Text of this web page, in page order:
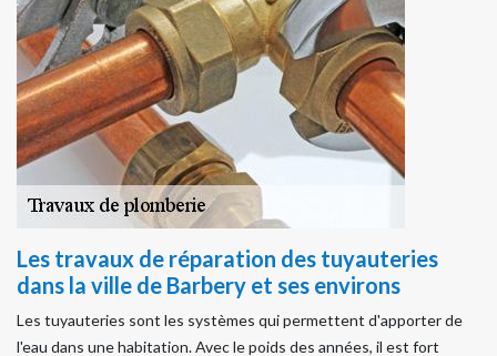
Les travaux de réparation des tuyauteries
dans la ville de Barbery et ses environs
Les tuyauteries sont les systèmes qui permettent d'apporter de
l'eau dans une habitation. Avec le poids des années, il est fort